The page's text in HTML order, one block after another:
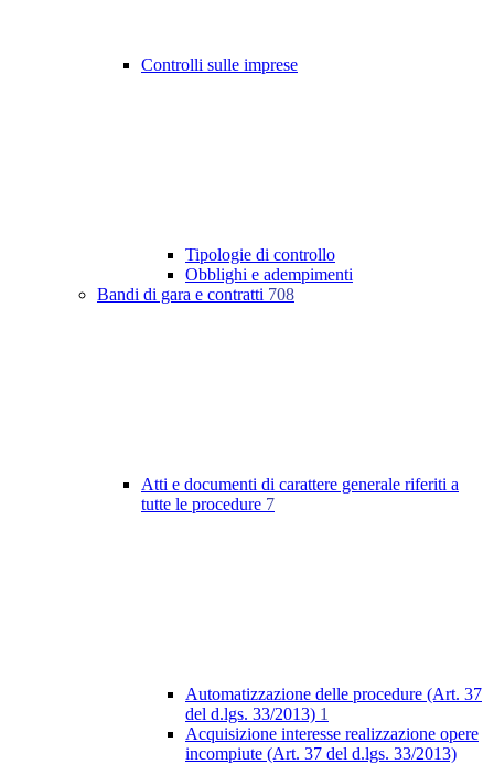
Controlli sulle imprese
Tipologie di controllo
Obblighi e adempimenti
Bandi di gara e contratti 708
Atti e documenti di carattere generale riferiti a
tutte le procedure 7
Automatizzazione delle procedure (Art. 37
del d.lgs. 33/2013) 1
Acquisizione interesse realizzazione opere
incompiute (Art. 37 del d.lgs. 33/2013)